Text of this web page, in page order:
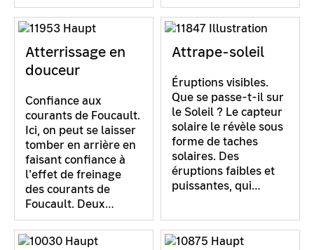
Atterrissage en
douceur
Confiance aux
courants de Foucault.
Ici, on peut se laisser
tomber en arrière en
faisant confiance à
l'effet de freinage
des courants de
Foucault. Deux…
Attrape-soleil
Éruptions visibles.
Que se passe-t-il sur
le Soleil ? Le capteur
solaire le révèle sous
forme de taches
solaires. Des
éruptions faibles et
puissantes, qui…